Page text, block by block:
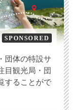
SPONSORED
団体の特設サ
目観光局・団
することがで